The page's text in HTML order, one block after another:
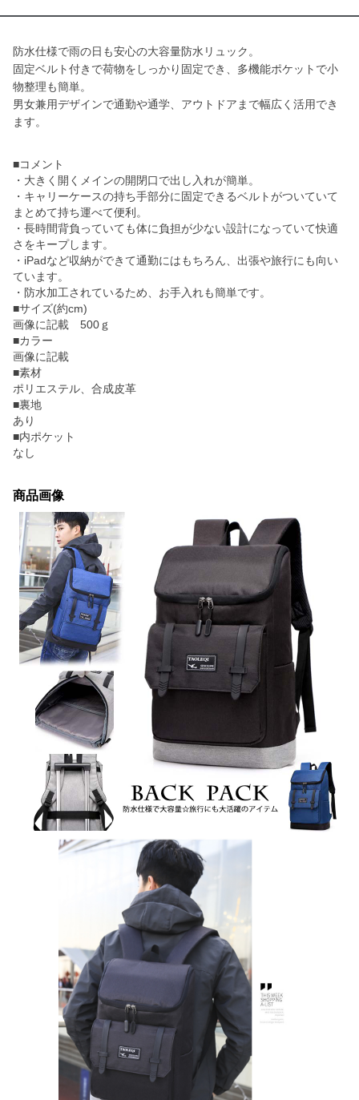
防水仕様で雨の日も安心の大容量防水リュック。
固定ベルト付きで荷物をしっかり固定でき、多機能ポケットで小
物整理も簡単。
男女兼用デザインで通勤や通学、アウトドアまで幅広く活用でき
ます。
■コメント
・大きく開くメインの開閉口で出し入れが簡単。
・キャリーケースの持ち手部分に固定できるベルトがついていて
まとめて持ち運べて便利。
・長時間背負っていても体に負担が少ない設計になっていて快適
さをキープします。
・iPadなど収納ができて通勤にはもちろん、出張や旅行にも向い
ています。
・防水加工されているため、お手入れも簡単です。
■サイズ(約cm)
画像に記載 500ｇ
■カラー
画像に記載
■素材
ポリエステル、合成皮革
■裏地
あり
■内ポケット
なし
商品画像